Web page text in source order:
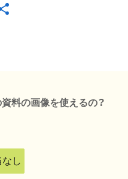
料の画像を使えるの？
し